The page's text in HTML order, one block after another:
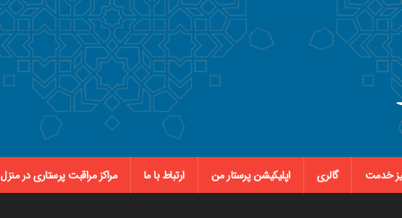
خدمت گالری اپلیکیشن پرستار من ارتباط با ما مراکز مراقبت پرستاری در منزل